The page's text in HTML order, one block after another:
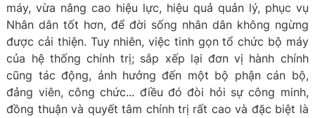
máy, vừa nâng cao hiệu lực, hiệu quả quản lý, phục vụ
Nhân dân tốt hơn, để đời sống nhân dân không ngừng
được cải thiện. Tuy nhiên, việc tinh gọn tổ chức bộ máy
của hệ thống chính trị; sắp xếp lại đơn vị hành chính
cũng tác động, ảnh hưởng đến một bộ phận cán bộ,
đảng viên, công chức... điều đó đòi hỏi sự công minh,
đồng thuận và quyết tâm chính trị rất cao và đặc biệt là